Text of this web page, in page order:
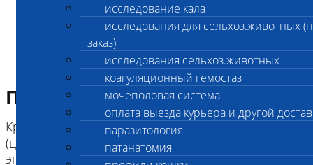
исследование кала
исследования для сельхоз.животных
заказ)
исследования сельхоз.животных
коагуляционный гемостаз
мочеполовая система
оплата выезда курьера и другой
паразитология
патанатомия
Подготовка к исследованию
Кровь (2 мл) в пробирке с антикоагулянтом.
(цитрат натрия, К3ЭДТА, К2ЭДТА) , буккальный
эпителий